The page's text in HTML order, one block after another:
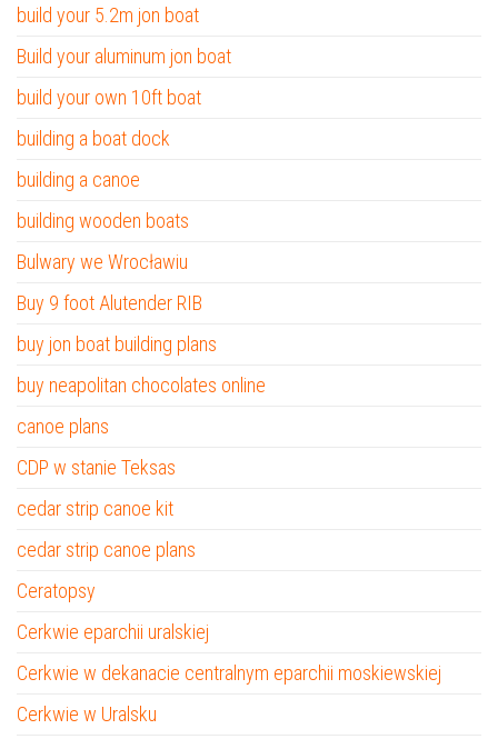
build your 5.2m jon boat
Build your aluminum jon boat
build your own 10ft boat
building a boat dock
building a canoe
building wooden boats
Bulwary we Wrocławiu
Buy 9 foot Alutender RIB
buy jon boat building plans
buy neapolitan chocolates online
canoe plans
CDP w stanie Teksas
cedar strip canoe kit
cedar strip canoe plans
Ceratopsy
Cerkwie eparchii uralskiej
Cerkwie w dekanacie centralnym eparchii moskiewskiej
Cerkwie w Uralsku